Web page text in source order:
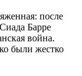
после
Барре
война.
были жестко